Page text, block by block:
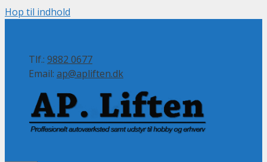
Hop til indhold
Tlf.: 9882 0677
Email: ap@apliften.dk